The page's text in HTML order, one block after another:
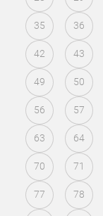
35 36
42 43
49 50
56 57
63 64
70 71
77 78